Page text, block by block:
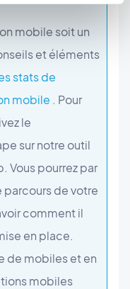
mobile soit un
et éléments
stats de
mobile . Pour
le
sur notre outil
Vous pourrez par
de votre
comment il
en place.
de mobiles et en
mobiles